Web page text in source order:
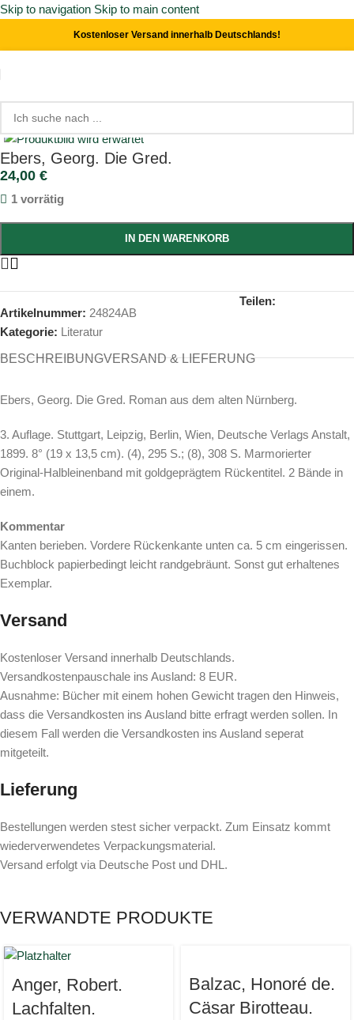
Skip to navigation Skip to main content
Kostenloser Versand innerhalb Deutschlands!
Start/ Literatur
Click to enlarge
Ebers, Georg. Die Gred.
24,00 €
1 vorrätig
IN DEN WARENKORB
Artikelnummer: 24824AB
Kategorie: Literatur
Teilen:
BESCHREIBUNGVERSAND & LIEFERUNG
Ebers, Georg. Die Gred. Roman aus dem alten Nürnberg.
3. Auflage. Stuttgart, Leipzig, Berlin, Wien, Deutsche Verlags Anstalt,
1899. 8° (19 x 13,5 cm). (4), 295 S.; (8), 308 S. Marmorierter
Original-Halbleinenband mit goldgeprägtem Rückentitel. 2 Bände in
einem.
Kommentar
Kanten berieben. Vordere Rückenkante unten ca. 5 cm eingerissen.
Buchblock papierbedingt leicht randgebräunt. Sonst gut erhaltenes
Exemplar.
Versand
Kostenloser Versand innerhalb Deutschlands.
Versandkostenpauschale ins Ausland: 8 EUR.
Ausnahme: Bücher mit einem hohen Gewicht tragen den Hinweis,
dass die Versandkosten ins Ausland bitte erfragt werden sollen. In
diesem Fall werden die Versandkosten ins Ausland seperat
mitgeteilt.
Lieferung
Bestellungen werden stest sicher verpackt. Zum Einsatz kommt
wiederverwendetes Verpackungsmaterial.
Versand erfolgt via Deutsche Post und DHL.
VERWANDTE PRODUKTE
Anger, Robert.
Lachfalten.
Balzac, Honoré de.
Cäsar Birotteau.